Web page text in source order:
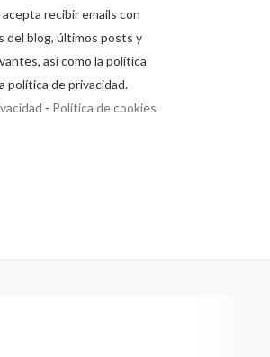
recibir emails con
del blog, últimos posts y
así como la política
política de privacidad.
- Política de cookies